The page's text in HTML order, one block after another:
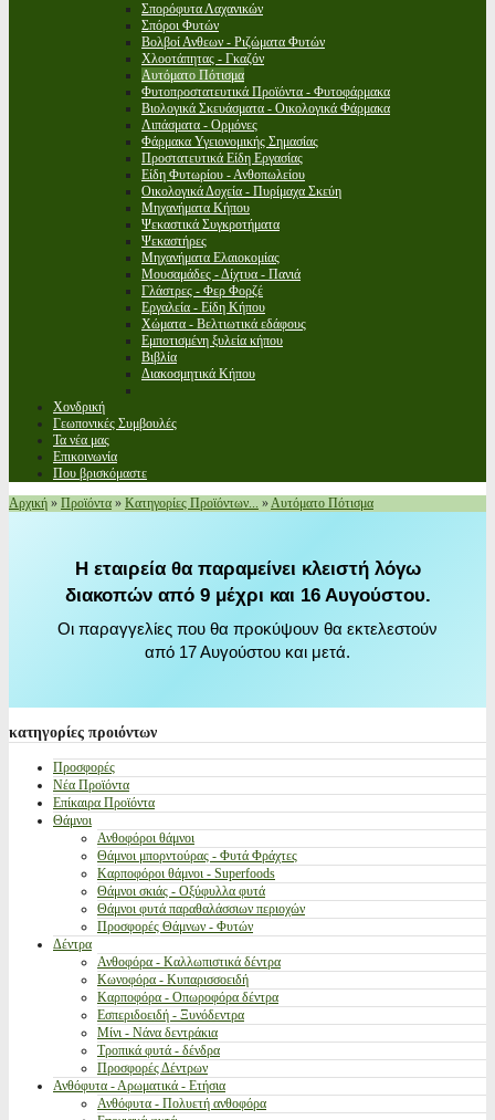
Σπορόφυτα Λαχανικών
Σπόροι Φυτών
Βολβοί Ανθεων - Ριζώματα Φυτών
Χλοοτάπητας - Γκαζόν
Αυτόματο Πότισμα
Φυτοπροστατευτικά Προϊόντα - Φυτοφάρμακα
Βιολογικά Σκευάσματα - Οικολογικά Φάρμακα
Λιπάσματα - Ορμόνες
Φάρμακα Υγειονομικής Σημασίας
Προστατευτικά Είδη Εργασίας
Είδη Φυτωρίου - Ανθοπωλείου
Οικολογικά Δοχεία - Πυρίμαχα Σκεύη
Μηχανήματα Κήπου
Ψεκαστικά Συγκροτήματα
Ψεκαστήρες
Μηχανήματα Ελαιοκομίας
Μουσαμάδες - Δίχτυα - Πανιά
Γλάστρες - Φερ Φορζέ
Εργαλεία - Είδη Κήπου
Χώματα - Βελτιωτικά εδάφους
Εμποτισμένη ξυλεία κήπου
Βιβλία
Διακοσμητικά Κήπου
Χονδρική
Γεωπονικές Συμβουλές
Τα νέα μας
Επικοινωνία
Που βρισκόμαστε
Αρχική » Προϊόντα » Κατηγορίες Προϊόντων... »Αυτόματο Πότισμα
Η εταιρεία θα παραμείνει κλειστή λόγω
διακοπών από 9 μέχρι και 16 Αυγούστου.
Οι παραγγελίες που θα προκύψουν θα εκτελεστούν
από 17 Αυγούστου και μετά.
κατηγορίες προιόντων
Προσφορές
Νέα Προϊόντα
Επίκαιρα Προϊόντα
Θάμνοι
Ανθοφόροι θάμνοι
Θάμνοι μπορντούρας - Φυτά Φράχτες
Καρποφόροι θάμνοι - Superfoods
Θάμνοι σκιάς - Οξύφυλλα φυτά
Θάμνοι φυτά παραθαλάσσιων περιοχών
Προσφορές Θάμνων - Φυτών
Δέντρα
Ανθοφόρα - Καλλωπιστικά δέντρα
Κωνοφόρα - Κυπαρισσοειδή
Καρποφόρα - Οπωροφόρα δέντρα
Εσπεριδοειδή - Ξυνόδεντρα
Μίνι - Νάνα δεντράκια
Τροπικά φυτά - δένδρα
Προσφορές Δέντρων
Ανθόφυτα - Αρωματικά - Ετήσια
Ανθόφυτα - Πολυετή ανθοφόρα